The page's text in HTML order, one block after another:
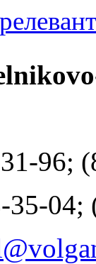
96;
35-04;